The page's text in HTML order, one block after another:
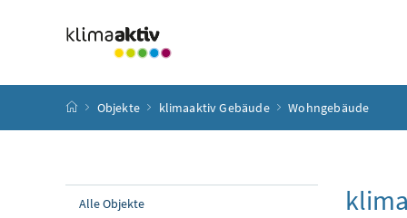
Startseite
Objekte klimaaktiv Gebäude Wohngebäude
Alle Objekte